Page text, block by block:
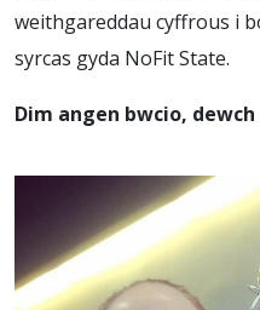
weithgareddau cyffrous i
syrcas gyda NoFit State.
Dim angen bwcio,